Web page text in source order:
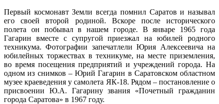
Первый космонавт Земли всегда помнил Саратов и называл
его своей второй родиной. Вскоре после исторического
полета он побывал в нашем городе. В январе 1965 года
Гагарин вместе с супругой приезжал на юбилей родного
техникума. Фотографии запечатлели Юрия Алексеевича на
юбилейных торжествах в техникуме, на месте приземления,
во время посещения предприятий и учреждений города. На
одном из снимков – Юрий Гагарин в Саратовском областном
музее краеведения у самолета ЯК-18. Рядом – постановление о
присвоении Ю.А. Гагарину звания «Почетный гражданин
города Саратова» в 1967 году.